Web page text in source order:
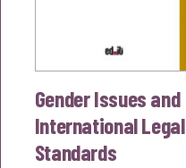
Gender Issues and
International Legal
Standards